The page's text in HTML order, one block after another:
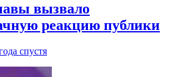
вызвало
реакцию публики
спустя